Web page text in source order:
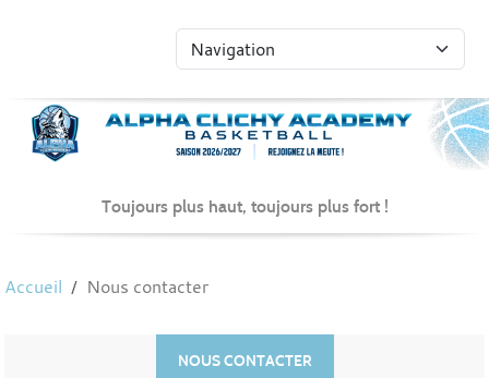
Toujours plus haut, toujours plus fort !
Accueil Nous contacter
NOUS CONTACTER